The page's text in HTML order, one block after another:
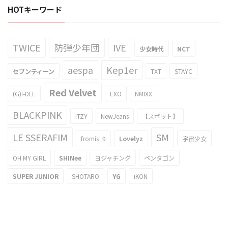
HOTキーワード
TWICE 防弾少年団 IVE 少女時代 NCT
セブンティーン aespa Kep1er TXT STAYC
(G)I-DLE Red Velvet EXO NMIXX
BLACKPINK ITZY NewJeans 【スポット】
LE SSERAFIM fromis_9 Lovelyz SM 宇宙少女
OH MY GIRL SHINee ヨジャチング ペンタゴン
SUPER JUNIOR SHOTARO YG iKON